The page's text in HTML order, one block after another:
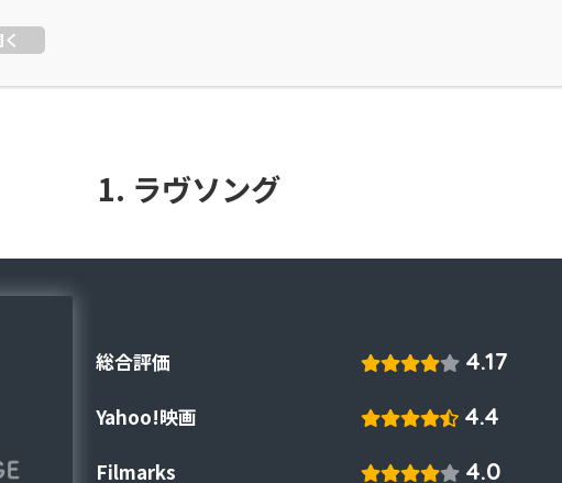
1. ラヴソング
総合評価 4.17
Yahoo!映画 4.4
Filmarks 4.0